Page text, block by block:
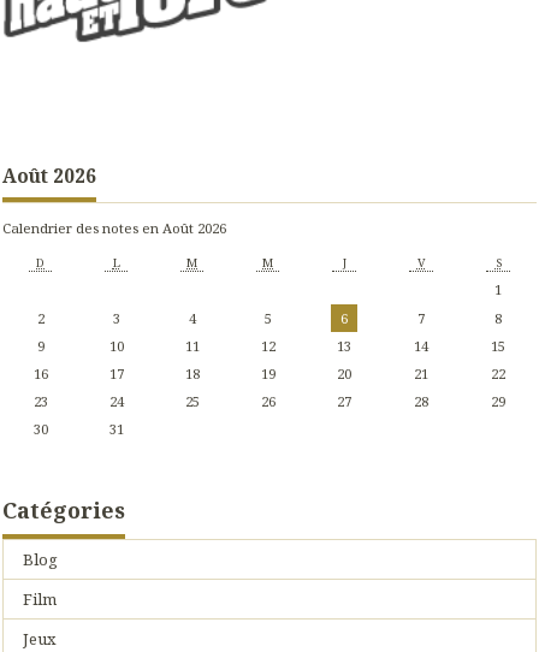
Août 2026
Calendrier des notes en Août 2026
D L M M J V S
1
2
3 4 5 6 7
8
9
10 11 12 13 14
15
16
17 18 19 20 21
22
23
24 25 26 27 28
29
30
31
Catégories
Blog
Film
Jeux